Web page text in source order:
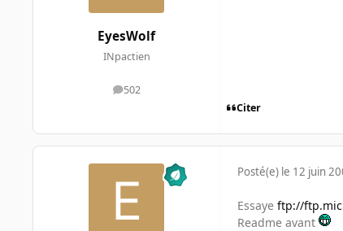
EyesWolf
INpactien
502
messages
Citer
Posté(e) le 12 juin
Essaye ftp://
Readme avant